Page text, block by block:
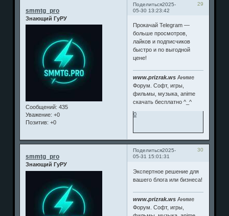
Поделиться 29
2025-
05-30 13:23:42
smmtg_pro
Знающий ГуРУ
Сообщений: 435
Уважение: +0
Позитив: +0
Прокачай Telegram —
больше просмотров,
лайков и подписчиков
быстро и по выгодной
цене!
www.prizrak.ws Аниме
Форум. Софт, игры,
фильмы, музыка, anime
скачать бесплатно ^_^
0
Поделиться 30
2025-
05-31 15:01:31
smmtg_pro
Знающий ГуРУ
Экспертное решение для
вашего блога или бизнеса!
www.prizrak.ws Аниме
Форум. Софт, игры,